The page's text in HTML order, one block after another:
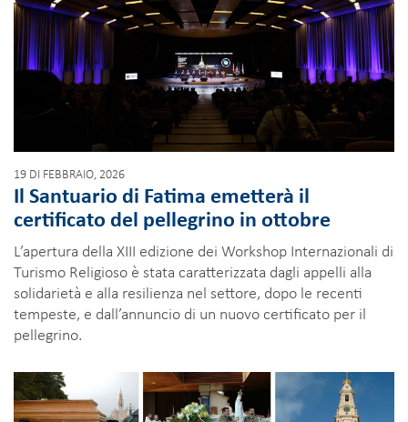
19 DI FEBBRAIO, 2026
Il Santuario di Fatima emetterà il
certificato del pellegrino in ottobre
L’apertura della XIII edizione dei Workshop Internazionali di
Turismo Religioso è stata caratterizzata dagli appelli alla
solidarietà e alla resilienza nel settore, dopo le recenti
tempeste, e dall’annuncio di un nuovo certificato per il
pellegrino.